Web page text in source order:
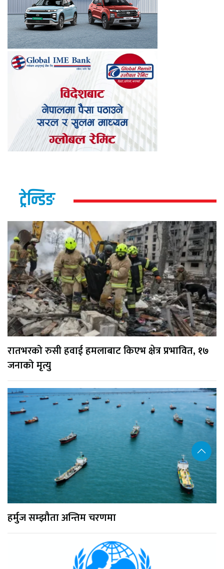
ट्रेन्डिङ
रातभरको रुसी हवाई हमलाबाट किएभ क्षेत्र प्रभावित, १७
जनाको मृत्यु
हर्मुज सम्झौता अन्तिम चरणमा